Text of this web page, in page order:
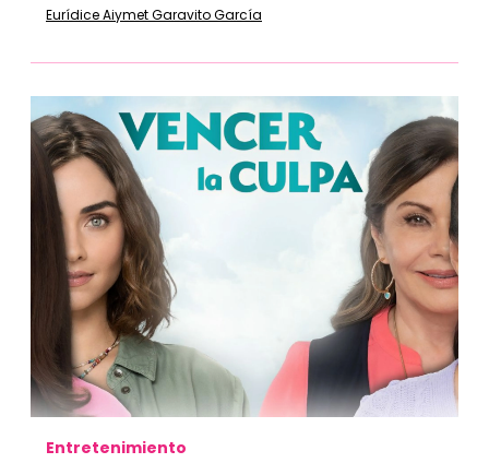
Eurídice Aiymet Garavito García
Entretenimiento